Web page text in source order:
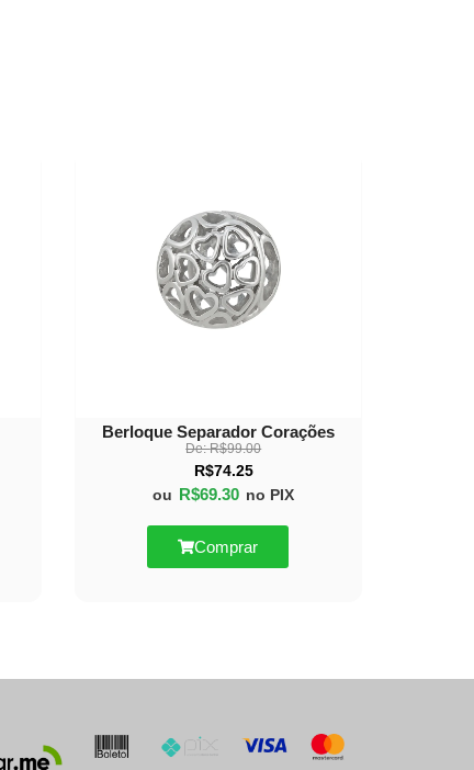
Berloque Separador Corações
De:R$99.00
R$74.25
ou R$69.30 no PIX
Comprar